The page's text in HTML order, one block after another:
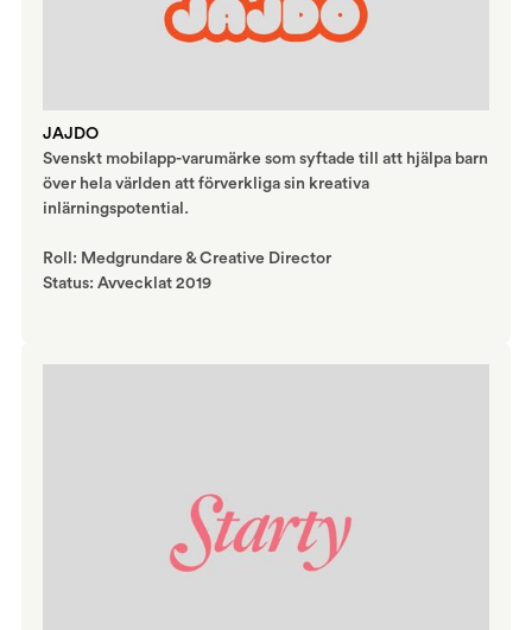
JAJDO
Svenskt mobilapp-varumärke som syftade till att hjälpa barn
över hela världen att förverkliga sin kreativa
inlärningspotential.
Roll: Medgrundare & Creative Director
Status: Avvecklat 2019